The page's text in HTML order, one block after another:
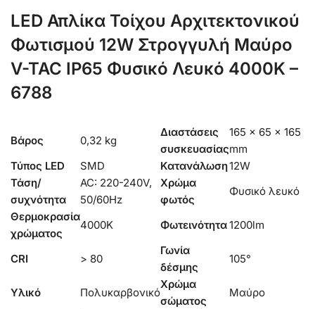
LED Απλίκα Τοίχου Αρχιτεκτονικού
Φωτισμού 12W Στρογγυλή Μαύρο
V-TAC IP65 Φυσικό Λευκό 4000K –
6788
Βάρος 0,32 kg
Διαστάσεις
συσκευασίας
165 × 65 × 165
mm
Τύπος LED
SMD Κατανάλωση12W
Τάση/
συχνότητα
AC: 220-240V,
50/60Hz
Χρώμα
φωτός
Φυσικό λευκό
Θερμοκρασία
χρώματος
4000K Φωτεινότητα1200lm
CRI > 80
Γωνία
δέσμης
105°
Υλικό Πολυκαρβονικό
Χρώμα
σώματος
Μαύρο